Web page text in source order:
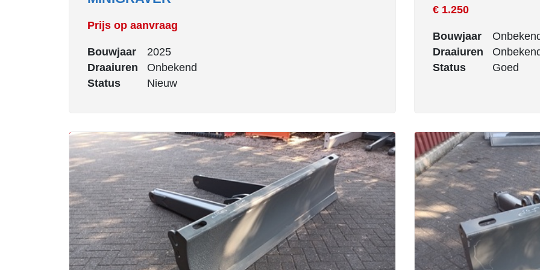
Prijs op aanvraag
Bouwjaar
2025
Draaiuren
Onbekend
Status
Nieuw
€ 1.250
Bouwjaar
Draaiuren
Status
Goed